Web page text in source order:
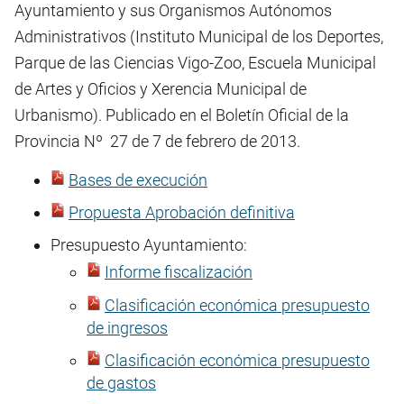
Ayuntamiento y sus Organismos Autónomos
Administrativos (Instituto Municipal de los Deportes,
Parque de las Ciencias Vigo-Zoo, Escuela Municipal
de Artes y Oficios y Xerencia Municipal de
Urbanismo). Publicado en el Boletín Oficial de la
Provincia Nº 27 de 7 de febrero de 2013.
Bases de execución
Propuesta Aprobación definitiva
Presupuesto Ayuntamiento:
Informe fiscalización
Clasificación económica presupuesto
de ingresos
Clasificación económica presupuesto
de gastos